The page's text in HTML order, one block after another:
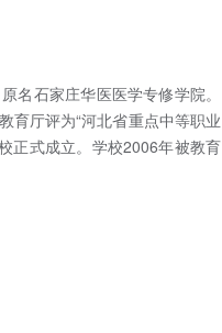
名石家庄华医医学专修学院。
育厅评为“河北省重点中等职业
正式成立。学校2006年被教育